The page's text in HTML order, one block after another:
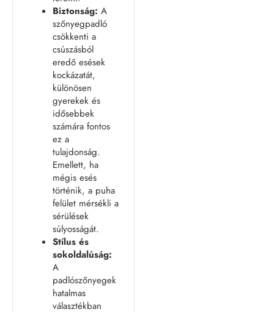
Biztonság: A
szőnyegpadló
csökkenti a
csúszásból
eredő esések
kockázatát,
különösen
gyerekek és
idősebbek
számára fontos
ez a
tulajdonság.
Emellett, ha
mégis esés
történik, a puha
felület mérsékli a
sérülések
súlyosságát.
Stílus és
sokoldalúság:
A
padlószőnyegek
hatalmas
választékban